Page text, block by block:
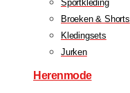
Sportkleding
Broeken & Shorts
Kledingsets
Jurken
Herenmode